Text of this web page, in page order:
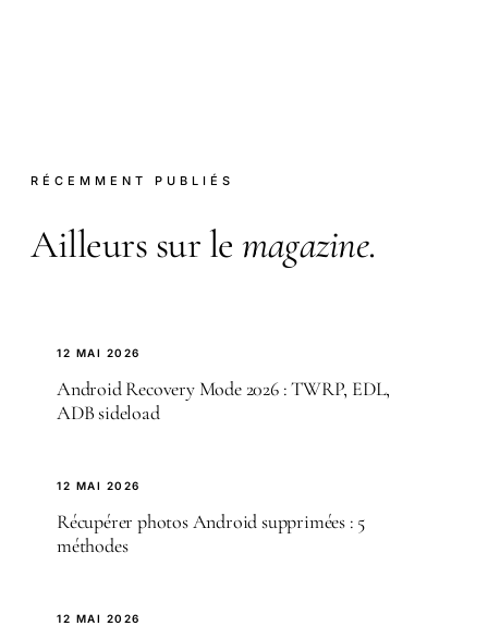
RÉCEMMENT PUBLIÉS
Ailleurs sur le magazine.
12 MAI 2026
Android Recovery Mode 2026 : TWRP, EDL,
ADB sideload
12 MAI 2026
Récupérer photos Android supprimées : 5
méthodes
12 MAI 2026